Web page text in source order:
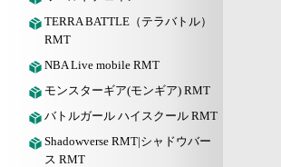
TERRA BATTLE（テラバトル）
RMT
NBA Live mobile RMT
モンスターギア(モンギア) RMT
バトルガール ハイスクール RMT
Shadowverse RMT|シャドウバー
ス RMT